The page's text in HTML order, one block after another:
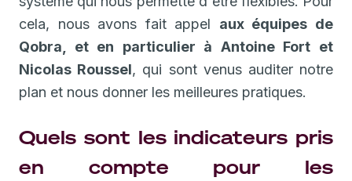
cela, nous avons fait appel aux équipes de
Qobra, et en particulier à Antoine Fort et
Nicolas Roussel, qui sont venus auditer notre
plan et nous donner les meilleures pratiques.
Quels sont les indicateurs pris
en compte pour les